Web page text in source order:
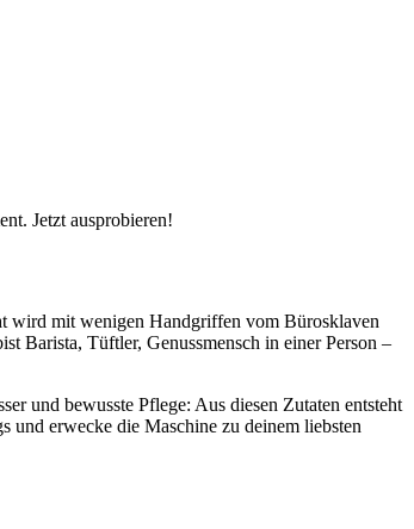
Jetzt ausprobieren!
wird mit wenigen Handgriffen vom Bürosklaven
Barista, Tüftler, Genussmensch in einer Person –
und bewusste Pflege: Aus diesen Zutaten entsteht
und erwecke die Maschine zu deinem liebsten